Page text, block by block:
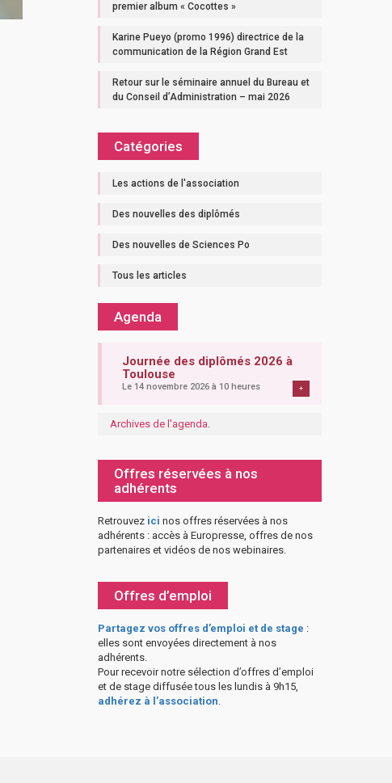
premier album « Cocottes »
Karine Pueyo (promo 1996) directrice de la
communication de la Région Grand Est
Retour sur le séminaire annuel du Bureau et
du Conseil d’Administration – mai 2026
Catégories
Les actions de l'association
Des nouvelles des diplômés
Des nouvelles de Sciences Po
Tous les articles
Agenda
Journée des diplômés 2026 à
Toulouse
Le 14 novembre 2026 à 10 heures +
Archives de l'agenda.
Offres réservées à nos
adhérents
Retrouvez ici nos offres réservées à nos
adhérents : accès à Europresse, offres de nos
partenaires et vidéos de nos webinaires.
Offres d’emploi
Partagez vos offres d’emploi et de stage :
elles sont envoyées directement à nos
adhérents.
Pour recevoir notre sélection d’offres d’emploi
et de stage diffusée tous les lundis à 9h15,
adhérez à l’association.